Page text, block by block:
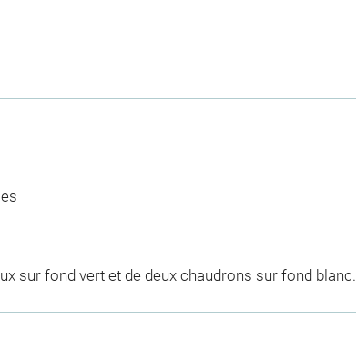
sur fond vert et de deux chaudrons sur fond blanc.